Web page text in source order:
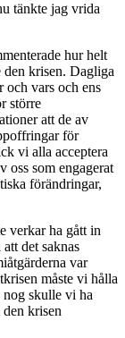
tänkte jag vrida
hur helt
krisen. Dagliga
och vars och ens
större
att de av
för
vi alla acceptera
oss som engagerat
förändringar,
verkar ha gått in
det saknas
var
måste vi hålla
skulle vi ha
krisen